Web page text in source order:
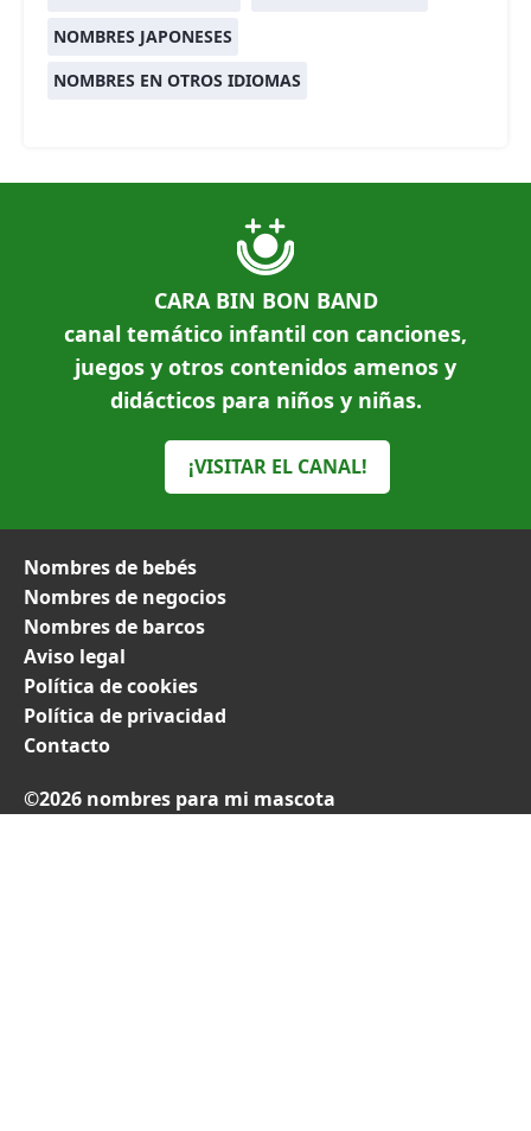
NOMBRES JAPONESES
NOMBRES EN OTROS IDIOMAS
CARA BIN BON BAND
canal temático infantil con canciones,
juegos y otros contenidos amenos y
didácticos para niños y niñas.
¡VISITAR EL CANAL!
Nombres de bebés
Nombres de negocios
Nombres de barcos
Aviso legal
Política de cookies
Política de privacidad
Contacto
©2026 nombres para mi mascota